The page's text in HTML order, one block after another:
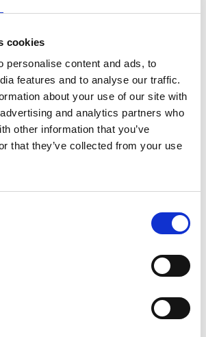
cookies
personalise content and ads, to
features and to analyse our traffic.
about your use of our site with
and analytics partners who
other information that you’ve
that they’ve collected from your use
110 mm